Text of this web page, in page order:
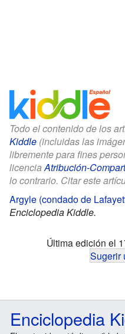
Todo el contenido de los
Kiddle (incluidas las
libremente para fines
licenciaAtribución-
lo contrario. Citar este
Argyle (condado de
Enciclopedia Kiddle.
Última edición el
Sugerir
Enciclopedia